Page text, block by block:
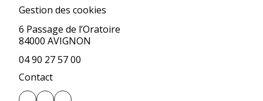
Gestion des cookies
6 Passage de l’Oratoire
84000 AVIGNON
04 90 27 57 00
Contact